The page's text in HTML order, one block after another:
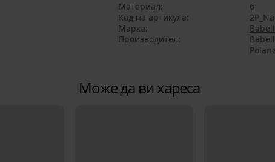
Материал
6
Код на артикула
Марка
Babell
Производител
Може да ви хареса